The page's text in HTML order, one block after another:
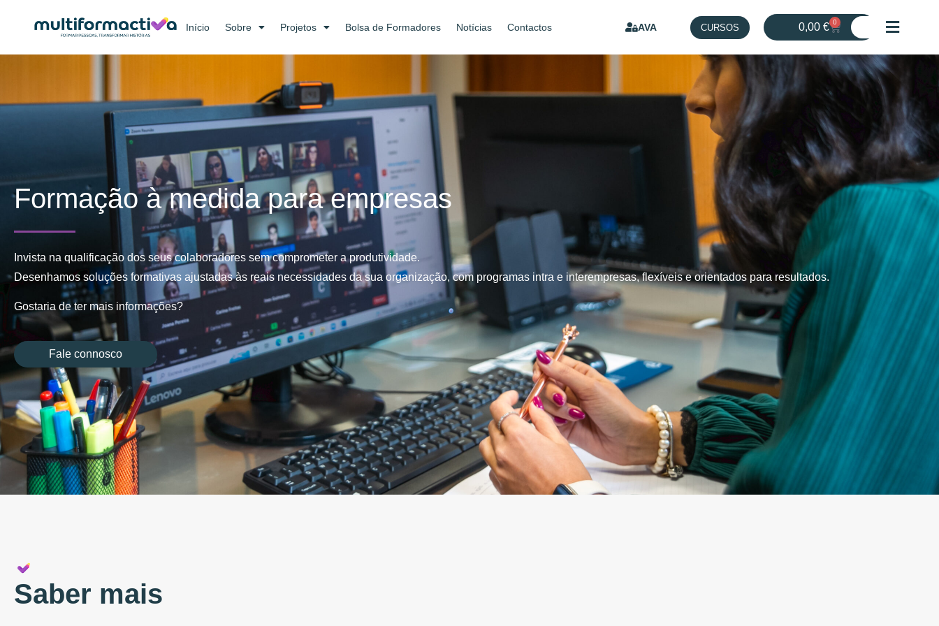
Início Sobre Projetos Bolsa de Formadores Notícias Contactos AVA CURSOS 0,00€ 0
Formação à medida para empresas
Invista na qualificação dos seus colaboradores sem comprometer a produtividade.
Desenhamos soluções formativas ajustadas às reais necessidades da sua organização, com programas intra e interempresas, flexíveis e orientados para resultados.
Gostaria de ter mais informações?
Fale connosco
Saber mais